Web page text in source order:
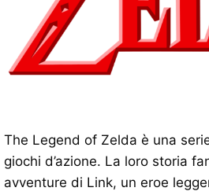
The Legend of Zelda è una
giochi d’azione. La loro storia
avventure di Link, un eroe